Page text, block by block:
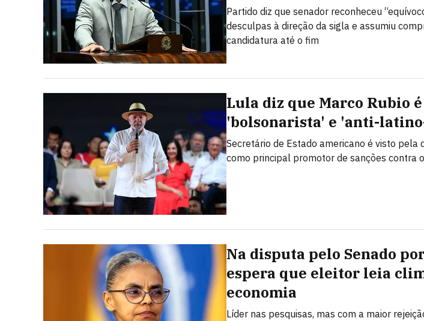
Partido diz que senador reconheceu
desculpas à direção da sigla e assumiu
candidatura até o fim
Lula diz que Marco Rubio é
'bolsonarista' e 'anti-
Secretário de Estado americano é visto pela
como principal promotor de sanções contra
Na disputa pelo Senado
espera que eleitor leia
economia
Líder nas pesquisas, mas com a maior